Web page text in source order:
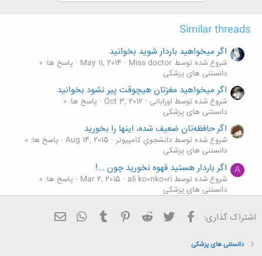
Similar threads
اگر میخواهید باردار شوید بخوانید
شروع شده توسط Miss doctor May 11, 2014
پاسخ ها: 0
دانستنی های پزشکی
اگر میخواهید مغزتان هیچوقت پیر نشود بخوانید
شروع شده توسط اورابانی Oct 3, 2012
پاسخ ها: 0
دانستنی های پزشکی
اگر حافظه‌تان ضعيف شده، اینها را بخورید
شروع شده توسط دانشجوي كامپيوتر Aug 14, 2015 پاسخ ها: 0
دانستنی های پزشکی
A اگر باردار هستید قهوه نخورید چون ...!
شروع شده توسط ali ko0nko0ri Mar 2, 2015
پاسخ ها: 0
دانستنی های پزشکی
اگر شنوایی شما کاهش یافته است ، مطالعه کنید
شروع شده توسط Miss doctor Oct 29, 2014
پاسخ ها: 0
اشتراک گذاری: فیسبوک تویتر Reddit
Pinterest
Tumblr
WhatsApp
دانستنی های پزشکی